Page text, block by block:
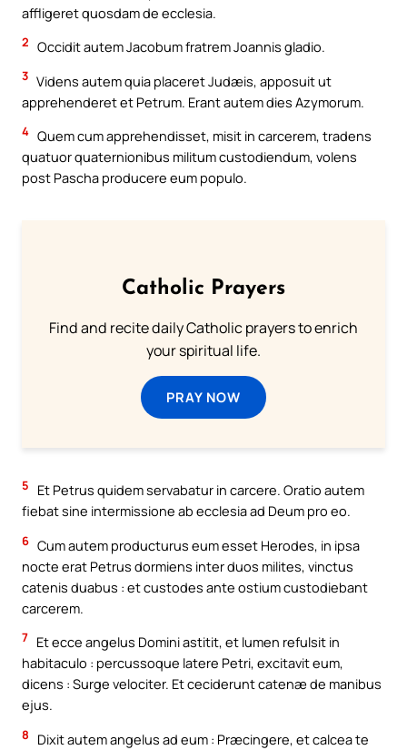
affligeret quosdam de ecclesia.
2 Occidit autem Jacobum fratrem Joannis gladio.
3 Videns autem quia placeret Judæis, apposuit ut
apprehenderet et Petrum. Erant autem dies Azymorum.
4 Quem cum apprehendisset, misit in carcerem, tradens
quatuor quaternionibus militum custodiendum, volens
post Pascha producere eum populo.
Catholic Prayers
Find and recite daily Catholic prayers to enrich
your spiritual life.
PRAY NOW
5
Et Petrus quidem servabatur in carcere. Oratio autem
fiebat sine intermissione ab ecclesia ad Deum pro eo.
6 Cum autem producturus eum esset Herodes, in ipsa
nocte erat Petrus dormiens inter duos milites, vinctus
catenis duabus : et custodes ante ostium custodiebant
carcerem.
7 Et ecce angelus Domini astitit, et lumen refulsit in
habitaculo : percussoque latere Petri, excitavit eum,
dicens : Surge velociter. Et ceciderunt catenæ de manibus
ejus.
8
Dixit autem angelus ad eum : Præcingere, et calcea te